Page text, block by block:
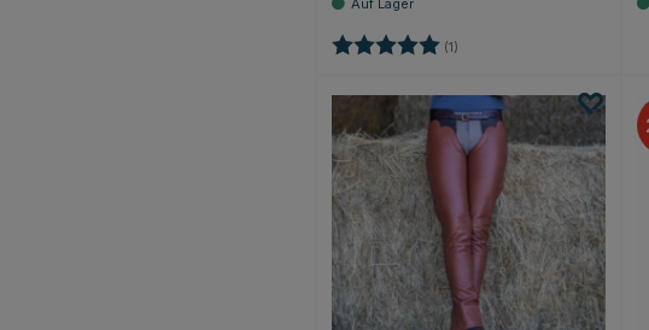
Bewertung: (1)